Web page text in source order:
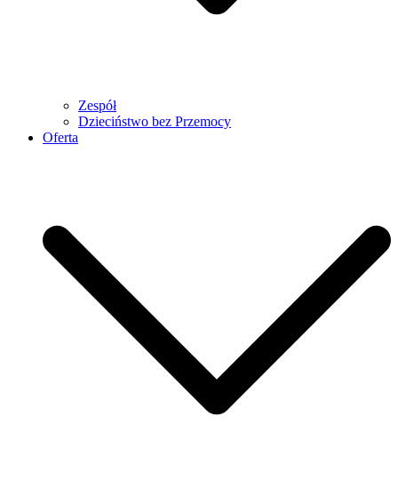
Zespół
Dzieciństwo bez Przemocy
Oferta